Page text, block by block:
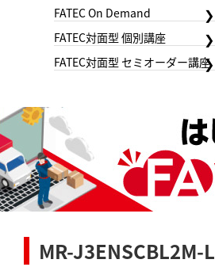
FATEC On Demand
FATEC対面型 個別講座
FATEC対面型 セミオーダー講座
MR-J3ENSCBL2M-L